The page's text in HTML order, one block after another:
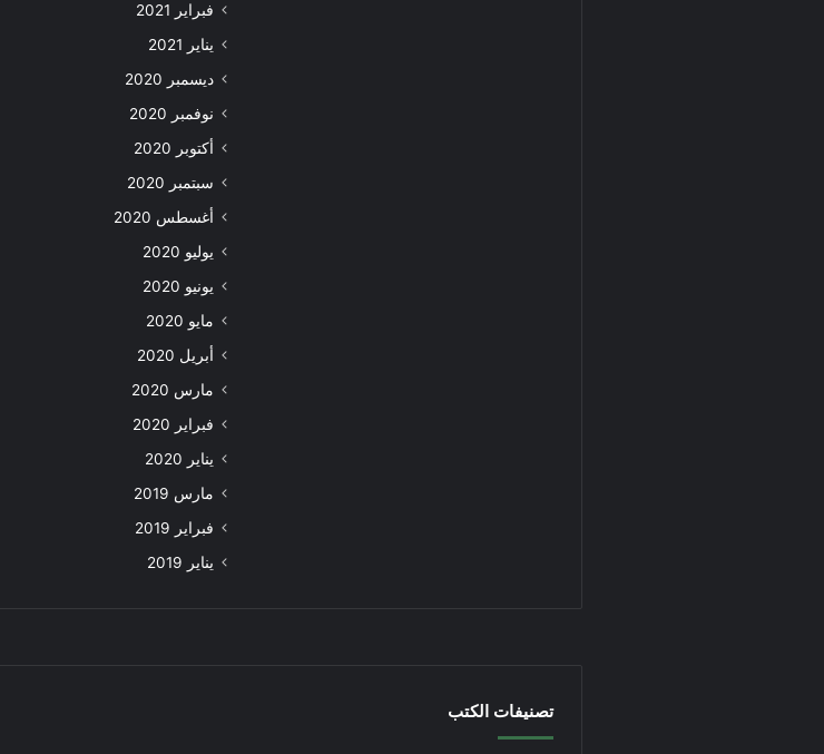
فبراير 2021
يناير 2021
ديسمبر 2020
نوفمبر 2020
أكتوبر 2020
سبتمبر 2020
أغسطس 2020
يوليو 2020
يونيو 2020
مايو 2020
أبريل 2020
مارس 2020
فبراير 2020
يناير 2020
مارس 2019
فبراير 2019
يناير 2019
تصنيفات الكتب